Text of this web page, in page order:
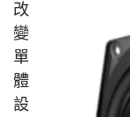
改
變
單
體
設